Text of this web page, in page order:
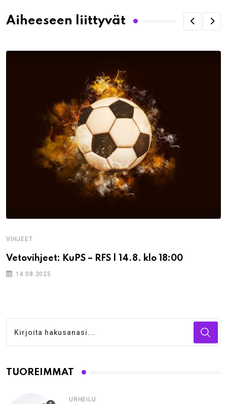
Aiheeseen liittyvät
VIHJEET
Vetovihjeet: KuPS – RFS | 14.8. klo 18:00
14.08.2025
TUOREIMMAT
URHEILU